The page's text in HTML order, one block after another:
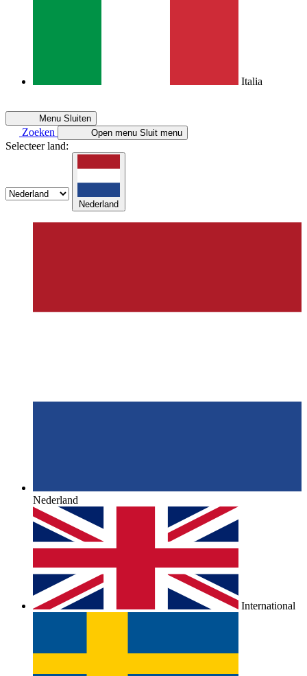
Italia
Menu Sluiten
Zoeken Open menu Sluit menu
Selecteer land:
Nederland
Nederland
International